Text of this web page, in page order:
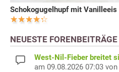
Schokogugelhupf mit Vanilleeis
NEUESTE FORENBEITRÄGE
West-Nil-Fieber breitet
am 09.08.2026 07:03 von